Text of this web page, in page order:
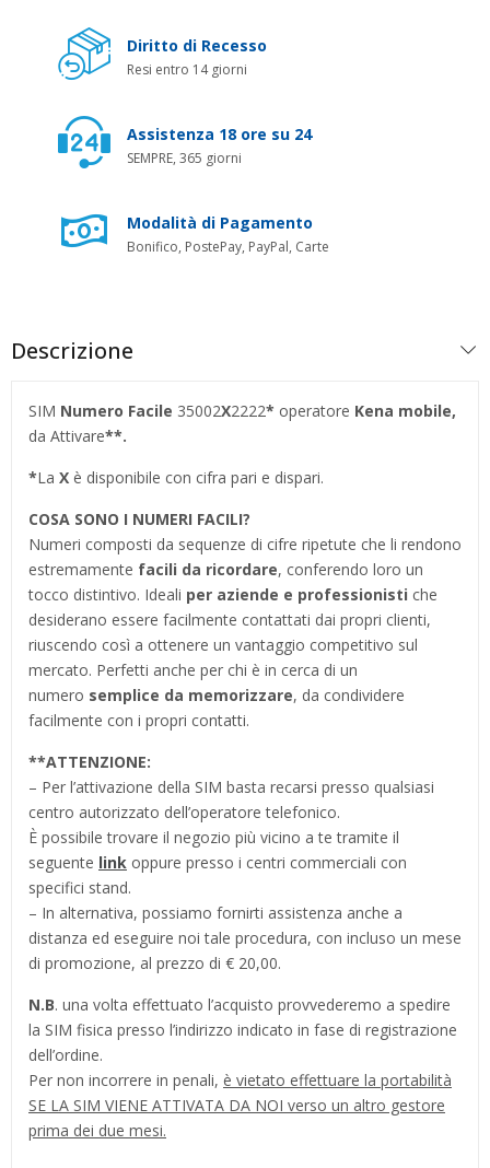
Diritto di Recesso
Resi entro 14 giorni
Assistenza 18 ore su 24
SEMPRE, 365 giorni
Modalità di Pagamento
Bonifico, PostePay, PayPal, Carte
Descrizione
SIM Numero Facile 35002X2222* operatore Kena mobile,
da Attivare**.
*La X è disponibile con cifra pari e dispari.
COSA SONO I NUMERI FACILI?
Numeri composti da sequenze di cifre ripetute che li rendono
estremamente facili da ricordare, conferendo loro un
tocco distintivo. Ideali per aziende e professionisti che
desiderano essere facilmente contattati dai propri clienti,
riuscendo così a ottenere un vantaggio competitivo sul
mercato. Perfetti anche per chi è in cerca di un
numero semplice da memorizzare, da condividere
facilmente con i propri contatti.
**ATTENZIONE:
– Per l’attivazione della SIM basta recarsi presso qualsiasi
centro autorizzato dell’operatore telefonico.
È possibile trovare il negozio più vicino a te tramite il
seguente link oppure presso i centri commerciali con
specifici stand.
– In alternativa, possiamo fornirti assistenza anche a
distanza ed eseguire noi tale procedura, con incluso un mese
di promozione, al prezzo di € 20,00.
N.B. una volta effettuato l’acquisto provvederemo a spedire
la SIM fisica presso l’indirizzo indicato in fase di registrazione
dell’ordine.
Per non incorrere in penali, è vietato effettuare la portabilità
SE LA SIM VIENE ATTIVATA DA NOI verso un altro gestore
prima dei due mesi.